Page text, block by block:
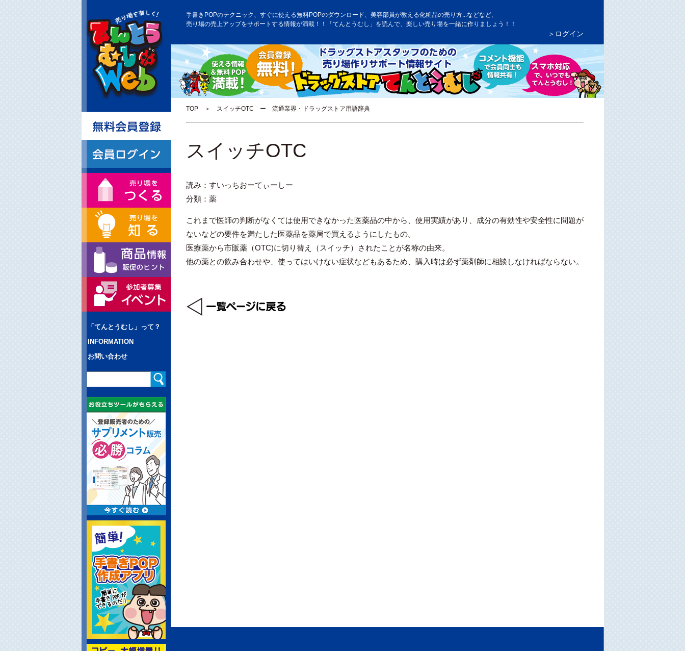
手書きPOPのテクニック、すぐに使える無料POPのダウンロード、美容部員が教える化粧品の売り方...などなど、
売り場の売上アップをサポートする情報が満載！！「てんとうむし」を読んで、楽しい売り場を一緒に作りましょう！！
＞ログイン
TOP＞ スイッチOTC ー 流通業界・ドラッグストア用語辞典
「てんとうむし」って？
INFORMATION
お問い合わせ
スイッチOTC
読み：すいっちおーてぃーしー
分類：薬
これまで医師の判断がなくては使用できなかった医薬品の中から、使用実績があり、成分の有効性や安全性に問題が
ないなどの要件を満たした医薬品を薬局で買えるようにしたもの。
医療薬から市販薬（OTC)に切り替え（スイッチ）されたことが名称の由来。
他の薬との飲み合わせや、使ってはいけない症状などもあるため、購入時は必ず薬剤師に相談しなければならない。